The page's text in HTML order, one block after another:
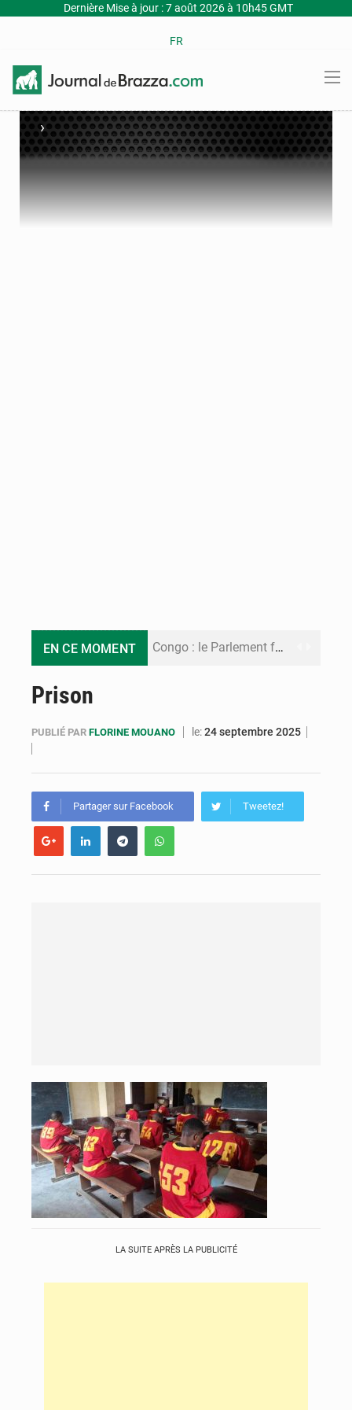
Dernière Mise à jour : 7 août 2026 à 10h45 GMT
FR
›
EN CE MOMENT Congo : le Parlement formule 28 recommandations sur le Cadre budgétaire 2027-2029
Prison
PUBLIÉ PAR FLORINE MOUANO le:24 septembre 2025
Partager sur Facebook Tweetez!
LA SUITE APRÈS LA PUBLICITÉ